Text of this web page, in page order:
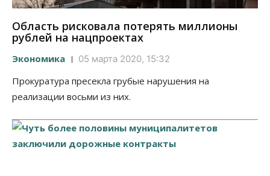
Область рисковала потерять миллионы
рублей на нацпроектах
Экономика 05 марта 2020, 15:32
Прокуратура пресекла грубые нарушения на
реализации восьми из них.